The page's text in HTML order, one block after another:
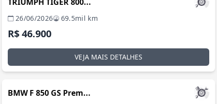
26/06/2026 69.5mil km
R$ 46.900
VEJA MAIS DETALHES
BMW F 850 GS Prem...